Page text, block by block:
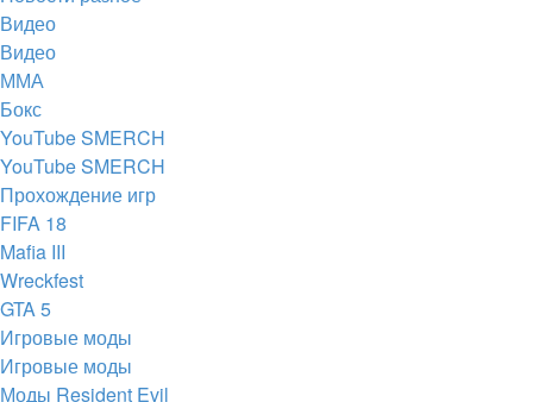
Видео
Видео
ММА
Бокс
YouTube SMERCH
YouTube SMERCH
Прохождение игр
FIFA 18
Mafia III
Wreckfest
GTA 5
Игровые моды
Игровые моды
Моды Resident Evil